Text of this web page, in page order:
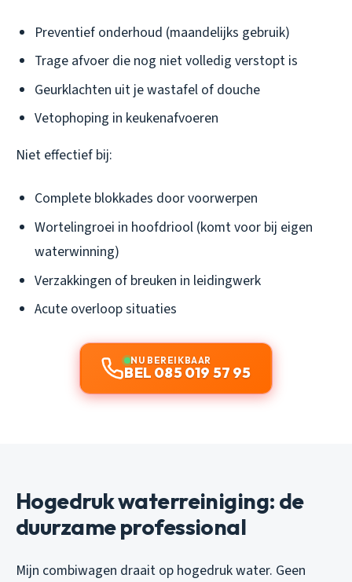
Preventief onderhoud (maandelijks gebruik)
Trage afvoer die nog niet volledig verstopt is
Geurklachten uit je wastafel of douche
Vetophoping in keukenafvoeren
Niet effectief bij:
Complete blokkades door voorwerpen
Wortelingroei in hoofdriool (komt voor bij eigen
waterwinning)
Verzakkingen of breuken in leidingwerk
Acute overloop situaties
NU BEREIKBAAR
BEL 085 019 57 95
Hogedruk waterreiniging: de
duurzame professional
Mijn combiwagen draait op hogedruk water. Geen